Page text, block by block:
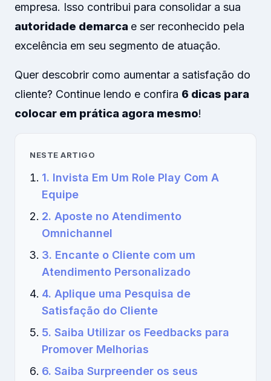
empresa. Isso contribui para consolidar a sua
autoridade demarca e ser reconhecido pela
excelência em seu segmento de atuação.
Quer descobrir como aumentar a satisfação do
cliente? Continue lendo e confira 6 dicas para
colocar em prática agora mesmo!
NESTE ARTIGO
1. Invista Em Um Role Play Com A
Equipe
2. Aposte no Atendimento
Omnichannel
3. Encante o Cliente com um
Atendimento Personalizado
4. Aplique uma Pesquisa de
Satisfação do Cliente
5. Saiba Utilizar os Feedbacks para
Promover Melhorias
6. Saiba Surpreender os seus